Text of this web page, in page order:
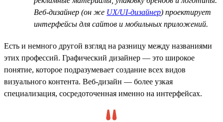
Веб-дизайнер (он же UX/UI-дизайнер) проектирует
интерфейсы для сайтов и мобильных приложений.
Есть и немного другой взгляд на разницу между названиями
этих профессий. Графический дизайнер — это широкое
понятие, которое подразумевает создание всех видов
визуального контента. Веб-дизайн — более узкая
специализация, сосредоточенная именно на интерфейсах.